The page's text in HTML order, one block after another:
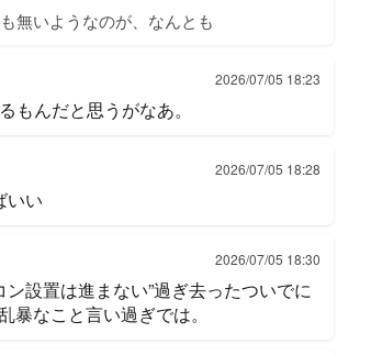
無いようなのが、なんとも
2026/07/05 18:23
んだと思うがなあ。
2026/07/05 18:28
いい
2026/07/05 18:30
設置は進まない”過ぎ去ったついでに
なこと言い過ぎでは。